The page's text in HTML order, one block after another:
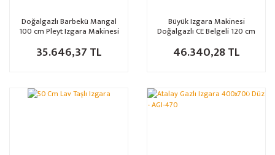
Doğalgazlı Barbekü Mangal
100 cm Pleyt Izgara Makinesi
35.646,37 TL
Büyük Izgara Makinesi
Doğalgazlı CE Belgeli 120 cm
46.340,28 TL
%15